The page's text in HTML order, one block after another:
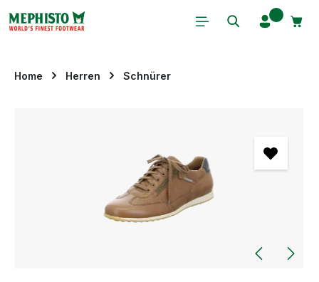
Zum Hauptinhalt springen
Home Herren Schnürer